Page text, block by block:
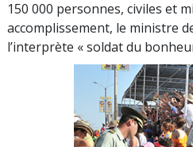
150 000 personnes, civiles et
accomplissement, le ministre
l’interprète « soldat du